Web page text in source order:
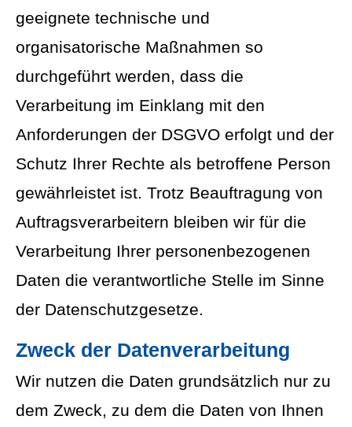
geeignete technische und
organisatorische Maßnahmen so
durchgeführt werden, dass die
Verarbeitung im Einklang mit den
Anforderungen der DSGVO erfolgt und der
Schutz Ihrer Rechte als betroffene Person
gewährleistet ist. Trotz Beauftragung von
Auftragsverarbeitern bleiben wir für die
Verarbeitung Ihrer personenbezogenen
Daten die verantwortliche Stelle im Sinne
der Datenschutzgesetze.
Zweck der Datenverarbeitung
Wir nutzen die Daten grundsätzlich nur zu
dem Zweck, zu dem die Daten von Ihnen